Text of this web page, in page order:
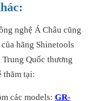
nghệ Á Châu cũng
hãng Shinetools
Quốc thương
thăm tại:
các models: GR-